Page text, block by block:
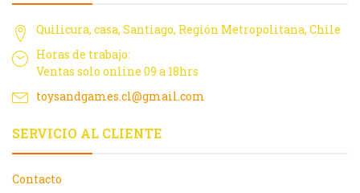
Quilicura, casa, Santiago, Región Metropolitana, Chile
Horas de trabajo:
Ventas solo online 09 a 18hrs
toysandgames.cl@gmail.com
SERVICIO AL CLIENTE
Contacto